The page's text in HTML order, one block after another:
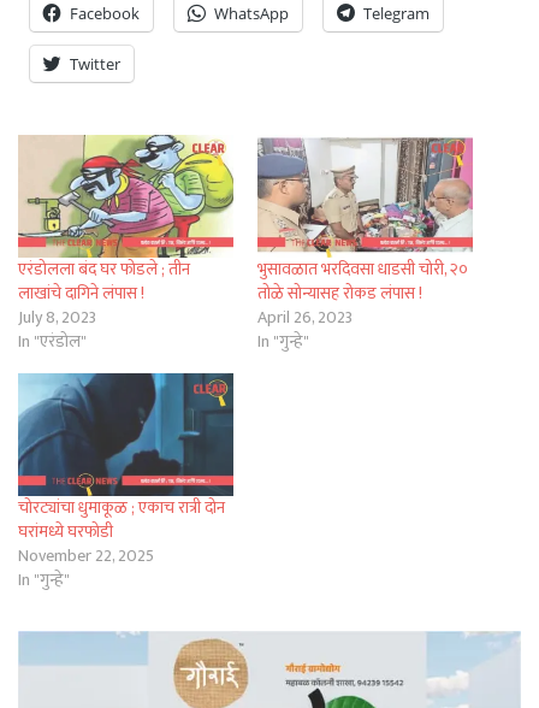
Facebook WhatsApp Telegram
Twitter
एरंडोलला बंद घर फोडले ; तीन
लाखांचे दागिने लंपास !
July 8, 2023
In "एरंडोल"
भुसावळात भरदिवसा धाडसी चोरी, २०
तोळे सोन्यासह रोकड लंपास !
April 26, 2023
In "गुन्हे"
चोरट्यांचा धुमाकूळ ; एकाच रात्री दोन
घरांमध्ये घरफोडी
November 22, 2025
In "गुन्हे"